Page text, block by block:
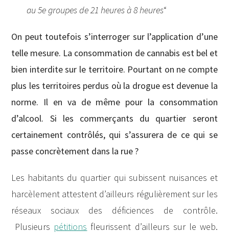
au 5e groupes de 21 heures à 8 heures“
On peut toutefois s’interroger sur l’application d’une
telle mesure. La consommation de cannabis est bel et
bien interdite sur le territoire. Pourtant on ne compte
plus les territoires perdus où la drogue est devenue la
norme. Il en va de même pour la consommation
d’alcool. Si les commerçants du quartier seront
certainement contrôlés, qui s’assurera de ce qui se
passe concrètement dans la rue ?
Les habitants du quartier qui subissent nuisances et
harcèlement attestent d’ailleurs régulièrement sur les
réseaux sociaux des déficiences de contrôle.
Plusieurs pétitions fleurissent d’ailleurs sur le web.